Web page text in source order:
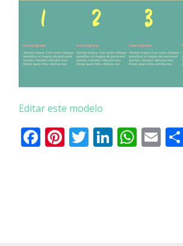
Editar este modelo
Facebook
Pinterest
Twitter